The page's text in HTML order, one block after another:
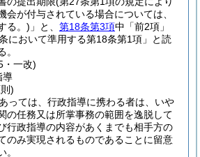
会が付与されている場合については、
る。) 」と、 第18条第3項中「前2項」
において準用する第18条第1項」と読
。
・一改)
導
)
っては、行政指導に携わる者は、いや
の任務又は所掌事務の範囲を逸脱して
行政指導の内容があくまでも相手方の
のみ実現されるものであることに留意
。